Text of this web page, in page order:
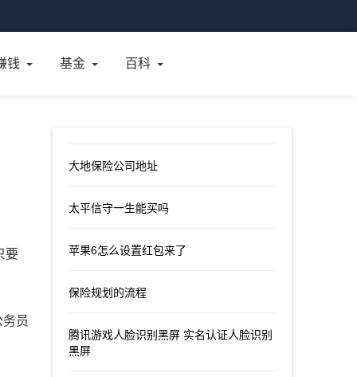
钱 基金 百科
要
员
大地保险公司地址
太平信守一生能买吗
苹果6怎么设置红包来了
保险规划的流程
腾讯游戏人脸识别黑屏 实名认证人脸识别
黑屏